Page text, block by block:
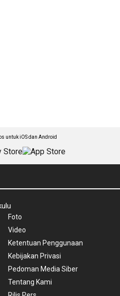
untuk iOS dan Android
Foto
Video
Ketentuan Penggunaan
Kebijakan Privasi
Pedoman Media Siber
Tentang Kami